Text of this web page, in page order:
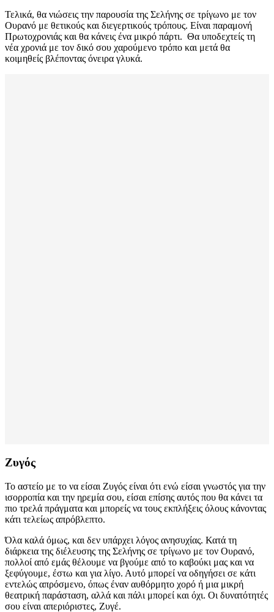
Τελικά, θα νιώσεις την παρουσία της Σελήνης σε τρίγωνο με τον
Ουρανό με θετικούς και διεγερτικούς τρόπους. Είναι παραμονή
Πρωτοχρονιάς και θα κάνεις ένα μικρό πάρτι. Θα υποδεχτείς τη
νέα χρονιά με τον δικό σου χαρούμενο τρόπο και μετά θα
κοιμηθείς βλέποντας όνειρα γλυκά.
Ζυγός
Το αστείο με το να είσαι Ζυγός είναι ότι ενώ είσαι γνωστός για την
ισορροπία και την ηρεμία σου, είσαι επίσης αυτός που θα κάνει τα
πιο τρελά πράγματα και μπορείς να τους εκπλήξεις όλους κάνοντας
κάτι τελείως απρόβλεπτο.
Όλα καλά όμως, και δεν υπάρχει λόγος ανησυχίας. Κατά τη
διάρκεια της διέλευσης της Σελήνης σε τρίγωνο με τον Ουρανό,
πολλοί από εμάς θέλουμε να βγούμε από το καβούκι μας και να
ξεφύγουμε, έστω και για λίγο. Αυτό μπορεί να οδηγήσει σε κάτι
εντελώς απρόσμενο, όπως έναν αυθόρμητο χορό ή μια μικρή
θεατρική παράσταση, αλλά και πάλι μπορεί και όχι. Οι δυνατότητές
σου είναι απεριόριστες, Ζυγέ.